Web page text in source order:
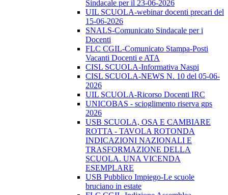
Sindacale per il 23-06-2026
UIL SCUOLA-webinar docenti precari del
15-06-2026
SNALS-Comunicato Sindacale per i
Docenti
FLC CGIL-Comunicato Stampa-Posti
Vacanti Docenti e ATA
CISL SCUOLA-Informativa Naspi
CISL SCUOLA-NEWS N. 10 del 05-06-
2026
UIL SCUOLA-Ricorso Docenti IRC
UNICOBAS - scioglimento riserva gps
2026
USB SCUOLA, OSA E CAMBIARE
ROTTA - TAVOLA ROTONDA
INDICAZIONI NAZIONALI E
TRASFORMAZIONE DELLA
SCUOLA. UNA VICENDA
ESEMPLARE
USB Pubblico Impiego-Le scuole
bruciano in estate